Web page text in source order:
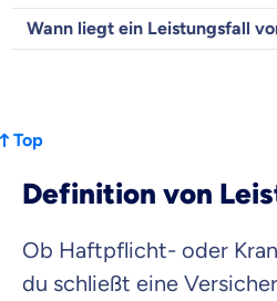
Wann liegt ein Leistungsfall
Top
Definition von
Ob Haftpflicht- oder
du schließt eine
Versicherung